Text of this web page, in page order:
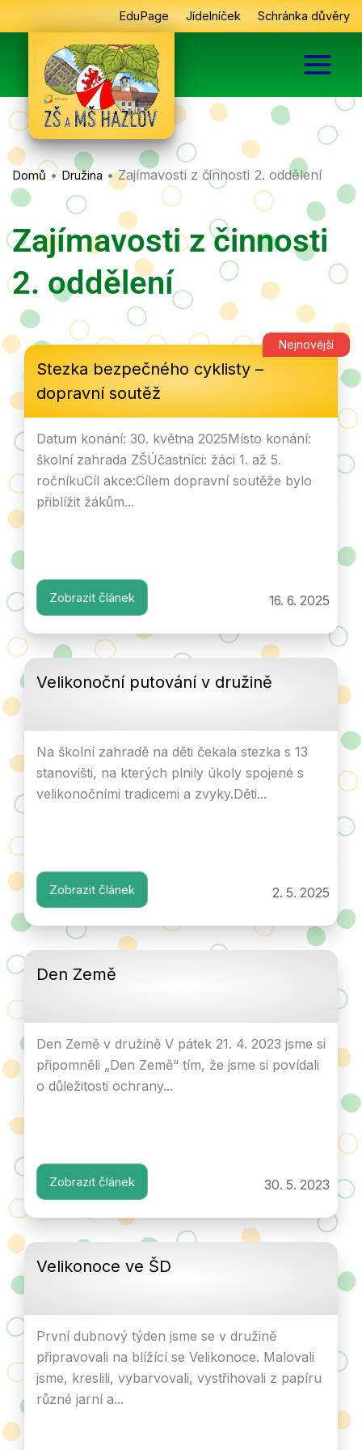
na
EduPage Jídelníček Schránka důvěry
Domů • Družina •Zajímavosti z činnosti 2. oddělení
Zajímavosti z činnosti
2. oddělení
Stezka bezpečného cyklisty –
dopravní soutěž
16. 6. 2025
Datum konání: 30. května 2025Místo konání:
školní zahrada ZŠÚčastníci: žáci 1. až 5.
ročníkuCíl akce:Cílem dopravní soutěže bylo
přiblížit žákům...
Zobrazit článek
Velikonoční putování v družině
2. 5. 2025
Na školní zahradě na děti čekala stezka s 13
stanovišti, na kterých plnily úkoly spojené s
velikonočními tradicemi a zvyky.Děti...
Zobrazit článek
Den Země
30. 5. 2023
Den Země v družině V pátek 21. 4. 2023 jsme si
připomněli „Den Země“ tím, že jsme si povídali
o důležitosti ochrany...
Zobrazit článek
Velikonoce ve ŠD
První dubnový týden jsme se v družině
připravovali na blížící se Velikonoce. Malovali
jsme, kreslili, vybarvovali, vystřihovali z papíru
různé jarní a...